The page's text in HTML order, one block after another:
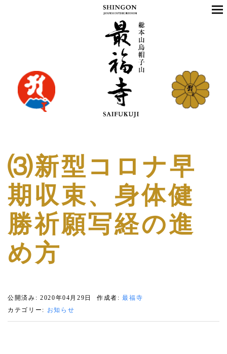
⑶新型コロナ早
期収束、身体健
勝祈願写経の進
め方
公開済み: 2020年04月29日 作成者:最福寺
カテゴリー: お知らせ